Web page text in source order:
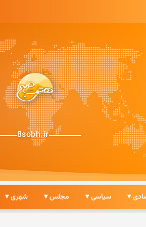
8sobh.ir
▾ سیاسی ▾ مجلس ▾ شهری ▾